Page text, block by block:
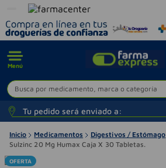
Menú
Busca por medicamento, marca o categoría
Tu pedido será enviado a:
Inicio Medicamentos Digestivos / Estómago
Sulzinc 20 Mg Humax Caja X 30 Tabletas.
OFERTA